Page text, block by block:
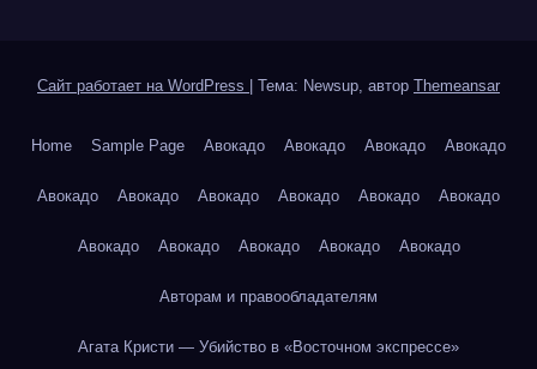
Сайт работает на WordPress Тема: Newsup, автор Themeansar
Home Sample Page Авокадо Авокадо Авокадо Авокадо
Авокадо Авокадо Авокадо Авокадо Авокадо Авокадо
Авокадо Авокадо Авокадо Авокадо Авокадо
Авторам и правообладателям
Агата Кристи — Убийство в «Восточном экспрессе»